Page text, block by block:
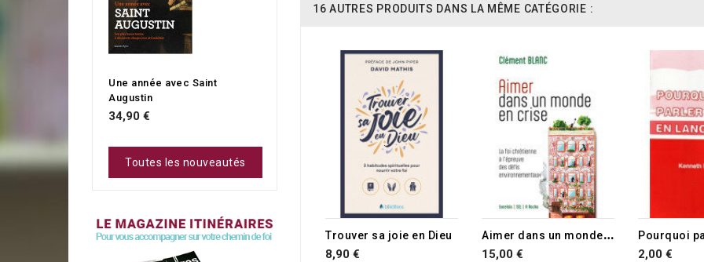
16 AUTRES PRODUITS DANS LA MÊME CATÉGORIE :
Trouver sa joie en Dieu
8,90 €
A
imer dans un monde en crise
15,00 € 2,00 €
Une année avec Saint
Augustin
34,90 €
Toutes les nouveautés